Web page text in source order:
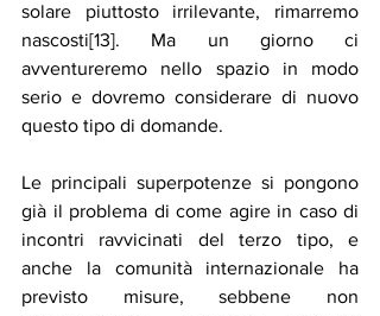
solare piuttosto irrilevante, rimarremo
nascosti[13]. Ma un giorno ci
avventureremo nello spazio in modo
serio e dovremo considerare di nuovo
questo tipo di domande.
Le principali superpotenze si pongono
già il problema di come agire in caso di
incontri ravvicinati del terzo tipo, e
anche la comunità internazionale ha
previsto misure, sebbene non